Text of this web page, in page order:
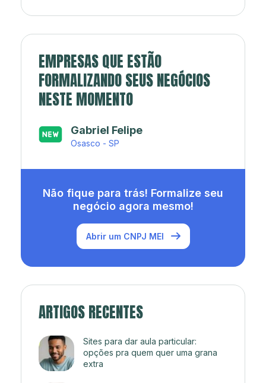
EMPRESAS QUE ESTÃO
FORMALIZANDO SEUS NEGÓCIOS
NESTE MOMENTO
Japa’s açaí e sorveteria
Rio de Janeiro - RJ
Não fique para trás! Formalize seu
negócio agora mesmo!
Abrir um CNPJ MEI
ARTIGOS RECENTES
Sites para dar aula particular:
opções pra quem quer uma grana
extra